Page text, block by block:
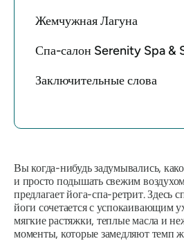
Жемчужная Лагуна
Спа-салон Serenity Spa &
Заключительные слова
Вы когда-нибудь задумывались,
и просто подышать свежим
предлагает йога-спа-ретрит. Здесь
йоги сочетается с успокаивающим
мягкие растяжки, теплые масла и
моменты, которые замедляют темп